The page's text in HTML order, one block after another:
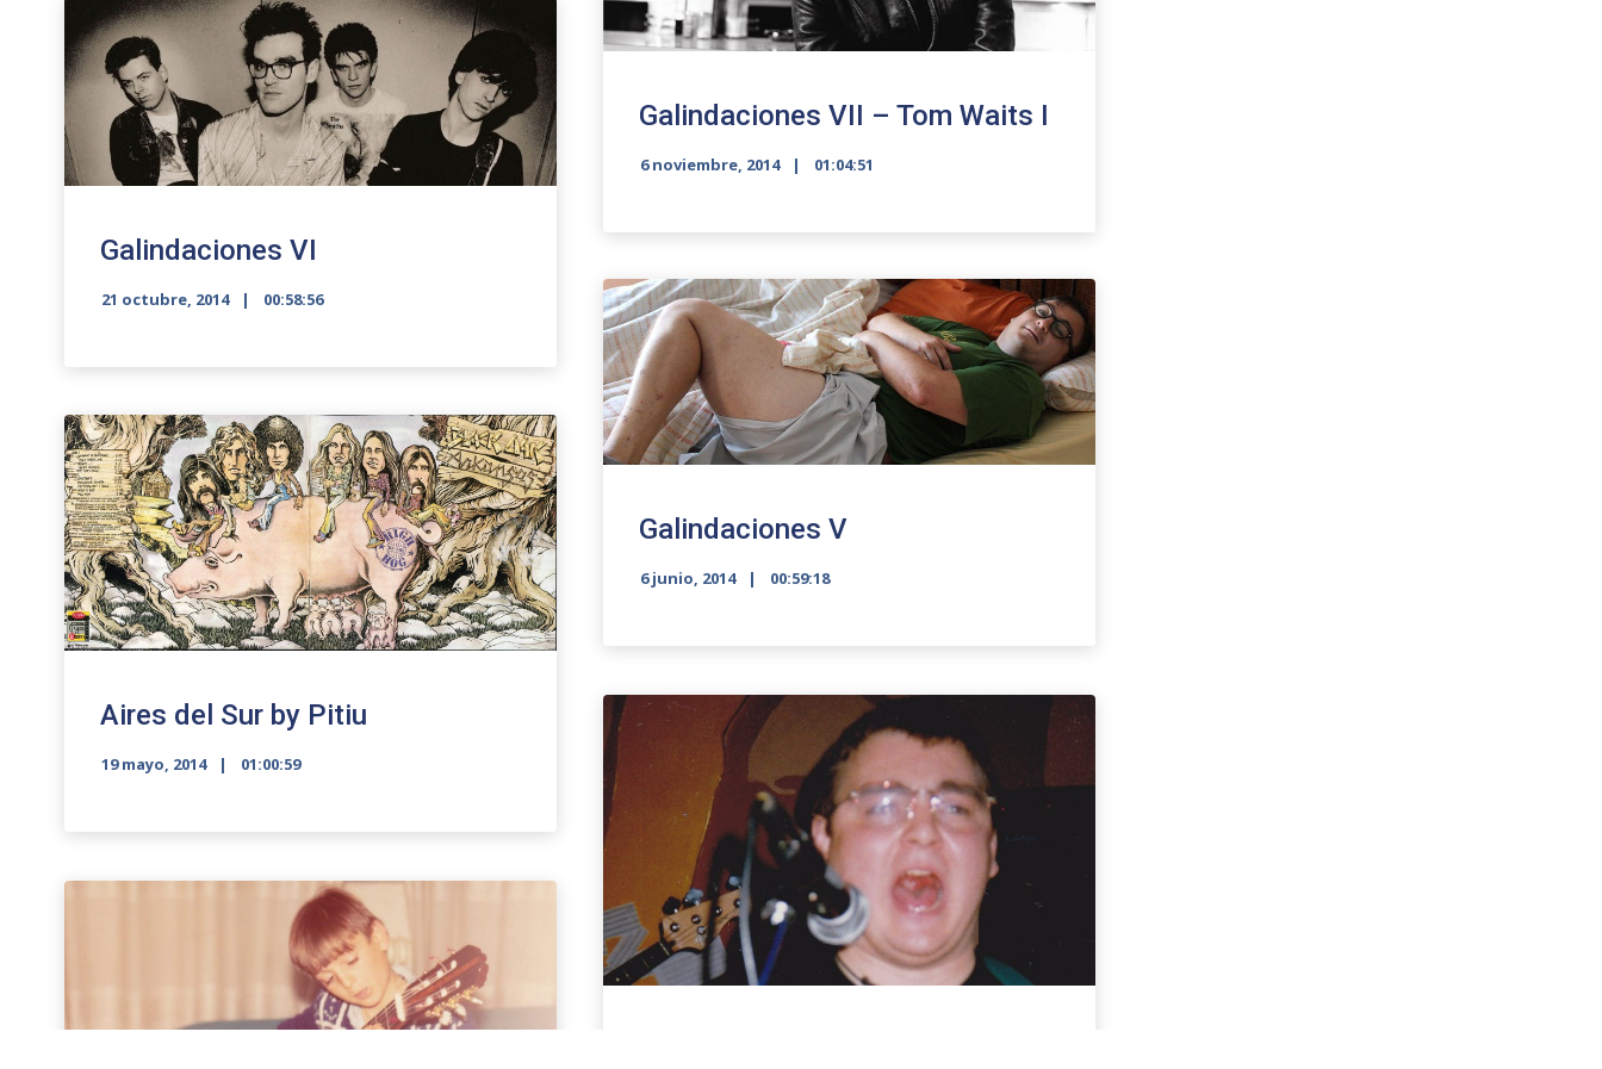
Galindaciones VII – Tom Waits I
6 noviembre, 2014 01:04:51
Galindaciones VI
21 octubre, 2014 00:58:56
Galindaciones V
6 junio, 2014 00:59:18
Aires del Sur by Pitiu
19 mayo, 2014 01:00:59